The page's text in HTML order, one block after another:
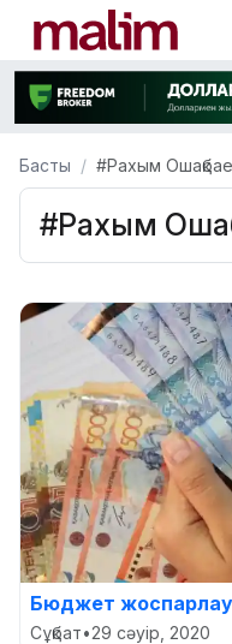
Басты #Рахым
#Рахым
Бюджет жоспарлау
Сұқбат•29 сәуір, 2020